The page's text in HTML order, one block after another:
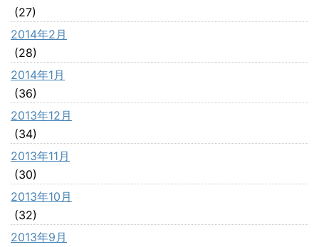
(27)
2014年2月
(28)
2014年1月
(36)
2013年12月
(34)
2013年11月
(30)
2013年10月
(32)
2013年9月